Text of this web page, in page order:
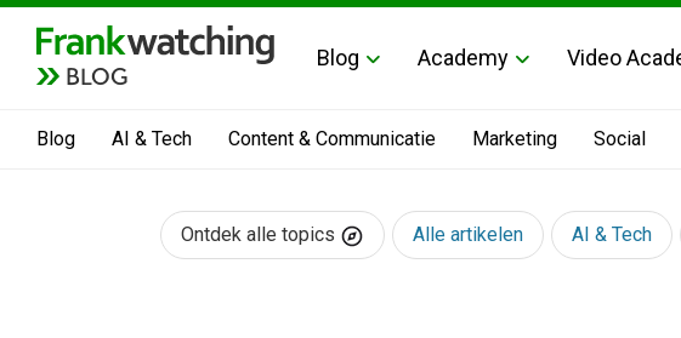
BLOG
Blog Academy Video
Blog AI & Tech Content & Communicatie Marketing Social
Ontdek alle topics Alle artikelen AI & Tech